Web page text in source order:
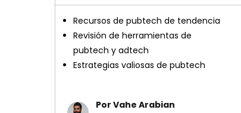
Recursos de pubtech de tendencia
Revisión de herramientas de
pubtech y adtech
Estrategias valiosas de pubtech
Por Vahe Arabian